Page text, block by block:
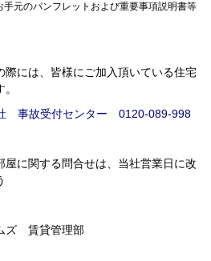
元のパンフレットおよび重要事項説明書等
際には、皆様にご加入頂いている住宅
事故受付センター 0120-089-998
に関する問合せは、当社営業日に改
ズ 賃貸管理部